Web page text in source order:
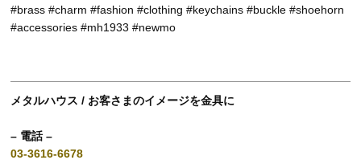
#brass #charm #fashion #clothing #keychains #buckle #shoehorn
#accessories #mh1933 #newmo
メタルハウス / お客さまのイメージを金具に
– 電話 –
03-3616-6678